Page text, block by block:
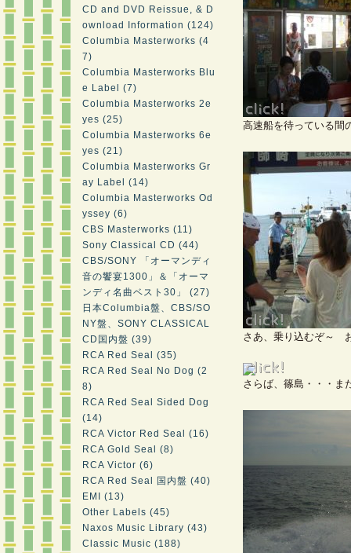
CD and DVD Reissue, & D
ownload Information (124)
Columbia Masterworks (4
7)
Columbia Masterworks Blu
e Label (7)
Columbia Masterworks 2e
yes (25)
Columbia Masterworks 6e
yes (21)
Columbia Masterworks Gr
ay Label (14)
Columbia Masterworks Od
yssey (6)
CBS Masterworks (11)
Sony Classical CD (44)
CBS/SONY 「オーマンディ
音の饗宴1300」＆「オーマ
ンディ名曲ベスト30」 (27)
日本Columbia盤、CBS/SO
NY盤、SONY CLASSICAL
CD国内盤 (39)
RCA Red Seal (35)
RCA Red Seal No Dog (2
8)
RCA Red Seal Sided Dog
(14)
RCA Victor Red Seal (16)
RCA Gold Seal (8)
RCA Victor (6)
RCA Red Seal 国内盤 (40)
EMI (13)
Other Labels (45)
Naxos Music Library (43)
Classic Music (188)
高速船を待っている間
さあ、乗り込むぞ～
さらば、篠島・・・ま